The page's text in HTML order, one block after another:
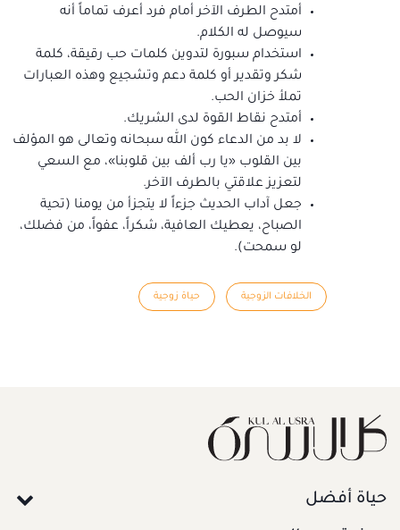
أمتدح الطرف الآخر أمام فرد أعرف تماماً أنه
سيوصل له الكلام.
استخدام سبورة لتدوين كلمات حب رقيقة، كلمة
شكر وتقدير أو كلمة دعم وتشجيع وهذه العبارات
تملأ خزان الحب.
أمتدح نقاط القوة لدى الشريك.
لا بد من الدعاء كون الله سبحانه وتعالى هو المؤلف
بين القلوب «يا رب ألف بين قلوبنا»، مع السعي
لتعزيز علاقتي بالطرف الآخر.
جعل آداب الحديث جزءاً لا يتجزأ من يومنا (تحية
الصباح، يعطيك العافية، شكراً، عفواً، من فضلك،
لو سمحت).
الخلافات الزوجية حياة زوجية
حياة أفضل